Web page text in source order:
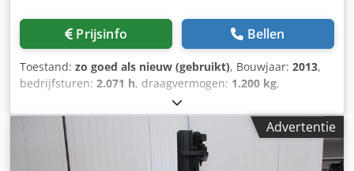
Prijsinfo Bellen
Toestand: zo goed als nieuw (gebruikt), Bouwjaar: 2013,
bedrijfsturen: 2.071 h, draagvermogen: 1.200 kg,
, brandstoftype:
duplex, bouwhoogte:2.020 mm, Manufacturer + model BT
SWE 120 S Atex * EX * Mitrex 2D / Zone 21 Mast 2F2850 ID
23021.7904 Cat.Used Mast 2F2850 Lowered height 2020
mm Cedpfx Adjzq T Nqehsrf Lifting height 2850 mm
Advertentie